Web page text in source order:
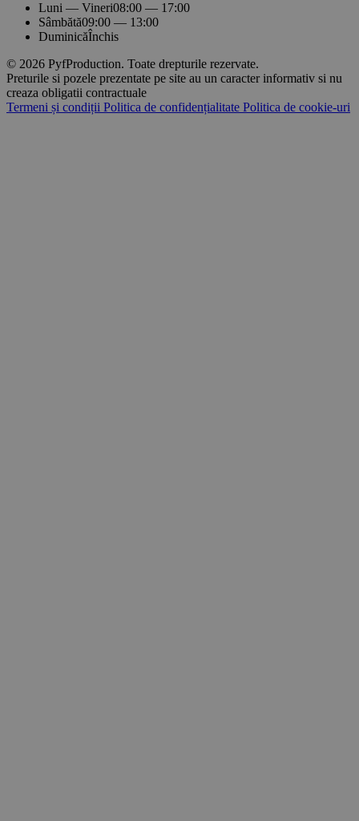
Luni — Vineri08:00 — 17:00
Sâmbătă09:00 — 13:00
DuminicăÎnchis
© 2026 PyfProduction. Toate drepturile rezervate.
Preturile si pozele prezentate pe site au un caracter informativ si nu
creaza obligatii contractuale
Termeni și condiții Politica de confidențialitate Politica de cookie-uri